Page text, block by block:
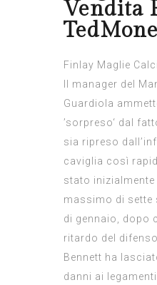
Vendita
Finlay Maglie
Il manager del
Guardiola
’sorpreso‘ dal
sia ripreso
caviglia così
stato
massimo di sette
di gennaio, dopo
ritardo del
Bennett ha
danni ai